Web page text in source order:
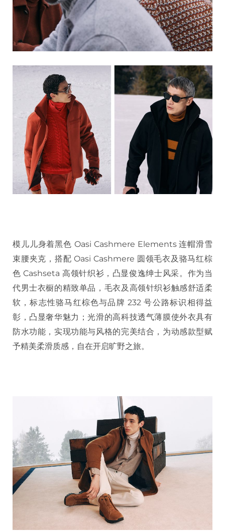
模儿儿身着黑色 Oasi Cashmere Elements 连帽滑雪
束腰夹克，搭配 Oasi Cashmere 圆领毛衣及骆马红棕
色 Cashseta 高领针织衫，凸显俊逸绅士风采。作为当
代男士衣橱的精致单品，毛衣及高领针织衫触感舒适柔
软，标志性骆马红棕色与品牌 232 号公路标识相得益
彰，凸显奢华魅力；光滑的高科技透气薄膜使外衣具有
防水功能，实现功能与风格的完美结合，为动感款型赋
予精美柔滑质感，自在开启旷野之旅。